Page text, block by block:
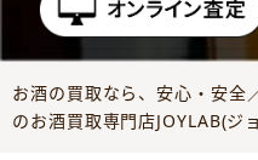
お酒の買取なら、安心・安全
のお酒買取専門店JOYLAB(ジ